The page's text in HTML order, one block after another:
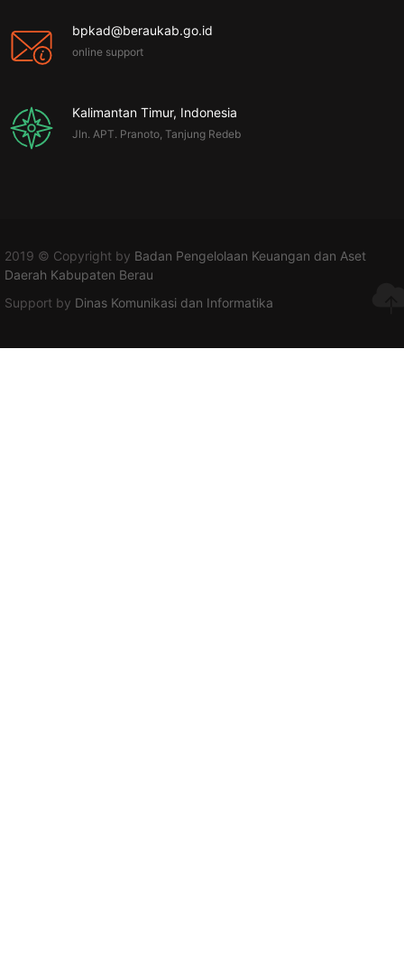
bpkad@beraukab.go.id
online support
Kalimantan Timur, Indonesia
Jln. APT. Pranoto, Tanjung Redeb
2019 © Copyright by Badan Pengelolaan Keuangan dan Aset
Daerah Kabupaten Berau
Support by Dinas Komunikasi dan Informatika